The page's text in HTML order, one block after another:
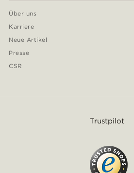
Über uns
Karriere
Neue Artikel
Presse
CSR
Trustpilot